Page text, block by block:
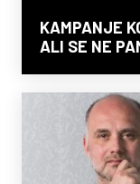
KAMPANJE
ALI SE NE